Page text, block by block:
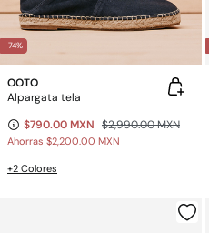
-74%
OOTO
Alpargata tela
$790.00 MXN $2,990.00 MXN
Ahorras $2,200.00 MXN
+2 Colores